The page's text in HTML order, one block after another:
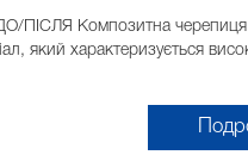
ПІСЛЯ Композитна черепиця
який характеризується